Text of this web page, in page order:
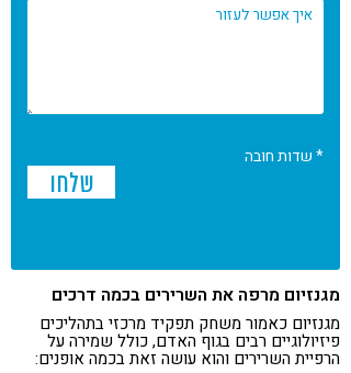
* שדות חובה
מגנזיום מרפה את השרירים בכמה דרכים
מגנזיום כאמור משחק תפקיד מרכזי בתהליכים
פיזיולוגיים רבים בגוף האדם, כולל שמירה על
הרפיית השרירים והוא עושה זאת בכמה אופנים: